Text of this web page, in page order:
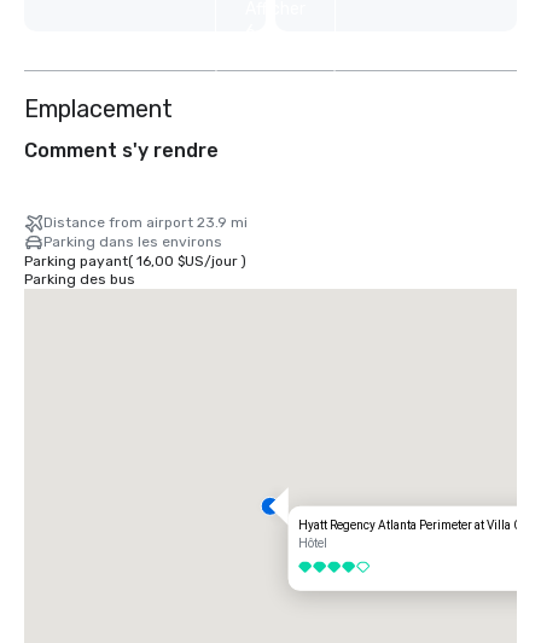
Emplacement
Comment s'y rendre
Distance from airport 23.9 mi
Parking dans les environs
Parking payant( 16,00 $US/jour)
Parking des bus
Hyatt Regency Atlanta Perimeter at Villa
Hôtel
4 sur 5